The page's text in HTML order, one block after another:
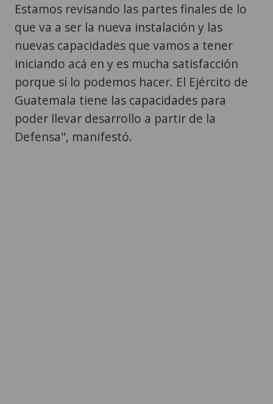
Estamos revisando las partes finales de lo
que va a ser la nueva instalación y las
nuevas capacidades que vamos a tener
iniciando acá en y es mucha satisfacción
porque sí lo podemos hacer. El Ejército de
Guatemala tiene las capacidades para
poder llevar desarrollo a partir de la
Defensa", manifestó.